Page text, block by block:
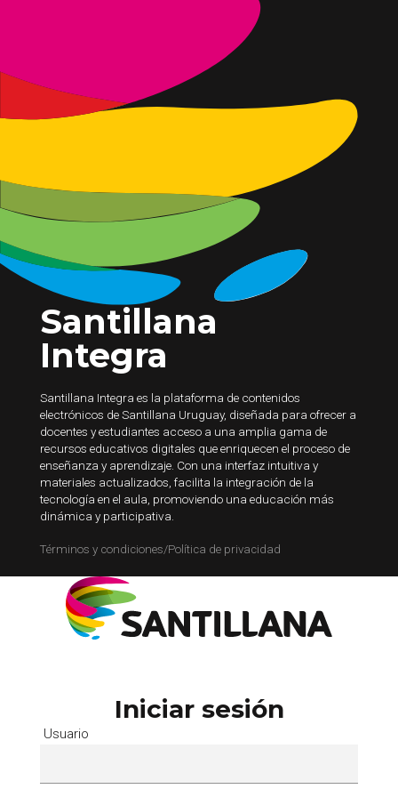
Santillana
Integra
Santillana Integra es la plataforma de contenidos
electrónicos de Santillana Uruguay, diseñada para ofrecer a
docentes y estudiantes acceso a una amplia gama de
recursos educativos digitales que enriquecen el proceso de
enseñanza y aprendizaje. Con una interfaz intuitiva y
materiales actualizados, facilita la integración de la
tecnología en el aula, promoviendo una educación más
dinámica y participativa.
Términos y condiciones/Política de privacidad
Iniciar sesión
Usuario